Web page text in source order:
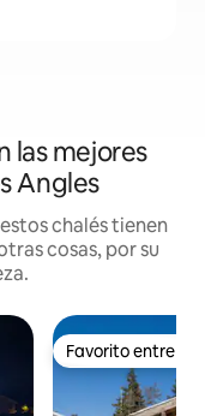
las mejores
Angles
chalés tienen
cosas, por su
Favorito entre
Favorito entre